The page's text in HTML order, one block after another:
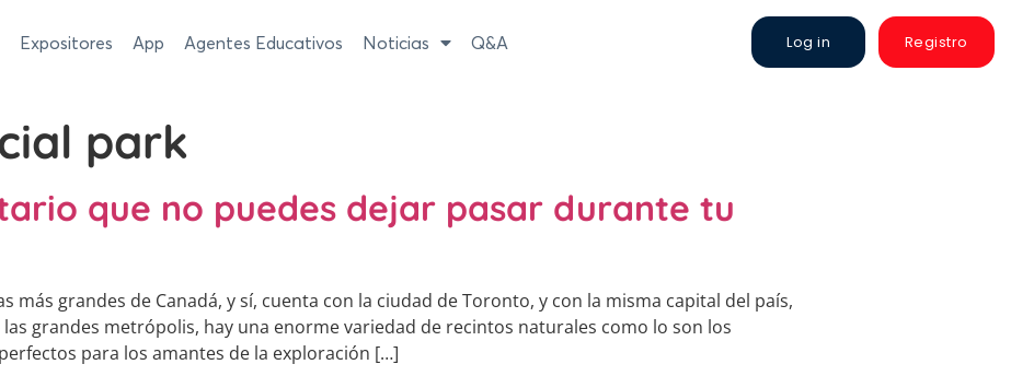
Expositores App Agentes Educativos Noticias Q&A Log in Registro
park
que no puedes dejar pasar durante tu
más grandes de Canadá, y sí, cuenta con la ciudad de Toronto, y con la misma capital del país,
grandes metrópolis, hay una enorme variedad de recintos naturales como lo son los
para los amantes de la exploración […]